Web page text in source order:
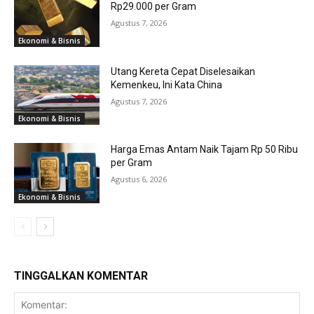
Ekonomi & Bisnis
Rp29.000 per Gram
Agustus 7, 2026
Ekonomi & Bisnis
Utang Kereta Cepat Diselesaikan
Kemenkeu, Ini Kata China
Agustus 7, 2026
Ekonomi & Bisnis
Harga Emas Antam Naik Tajam Rp 50 Ribu
per Gram
Agustus 6, 2026
TINGGALKAN KOMENTAR